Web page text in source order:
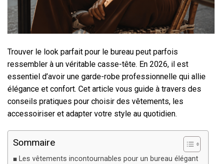
Trouver le look parfait pour le bureau peut parfois
ressembler à un véritable casse-tête. En 2026, il est
essentiel d’avoir une garde-robe professionnelle qui allie
élégance et confort. Cet article vous guide à travers des
conseils pratiques pour choisir des vêtements, les
accessoiriser et adapter votre style au quotidien.
Sommaire
Les vêtements incontournables pour un bureau élégant